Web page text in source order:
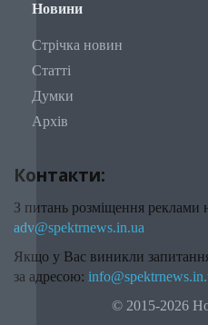
Новини
Стрічка новин
Статті
Думки
Архів
Контакти:
З питань розміщення реклами
adv@spektrnews.in.ua
Якщо у Вас виникли
за адресою:
© 2015-2026